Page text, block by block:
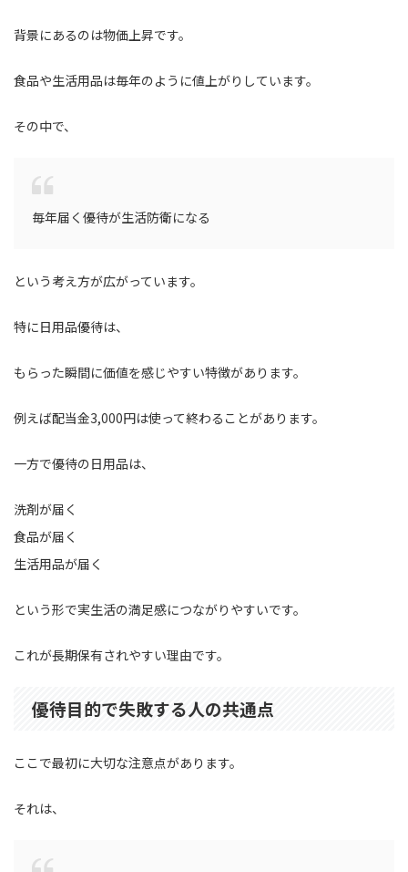
背景にあるのは物価上昇です。
食品や生活用品は毎年のように値上がりしています。
その中で、
毎年届く優待が生活防衛になる
という考え方が広がっています。
特に日用品優待は、
もらった瞬間に価値を感じやすい特徴があります。
例えば配当金3,000円は使って終わることがあります。
一方で優待の日用品は、
洗剤が届く
食品が届く
生活用品が届く
という形で実生活の満足感につながりやすいです。
これが長期保有されやすい理由です。
優待目的で失敗する人の共通点
ここで最初に大切な注意点があります。
それは、